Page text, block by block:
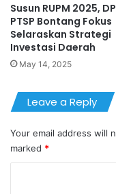
Susun RUPM 2025,
PTSP Bontang Fokus
Selaraskan Strategi
Investasi Daerah
May 14, 2025
Leave a Reply
Your email address will
marked *